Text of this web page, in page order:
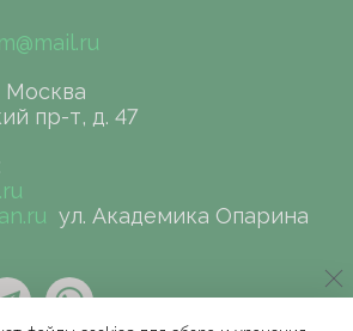
Москва
пр-т, д. 47
ул. Академика Опарина